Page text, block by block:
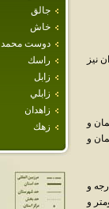
جالق
خاش
دوست محمد
راسك
زابل
زابلي
زاهدان
زهك
نيز
عمان و
و
بالغ بر 11 کيلومترمربع در ارتفاع 7 متر از سطح دريا قرارگرفته است و در 60 درجه و
دارد.فاصله هوائي شهرستان چابهار تا تهران 1456 کيلومتر و